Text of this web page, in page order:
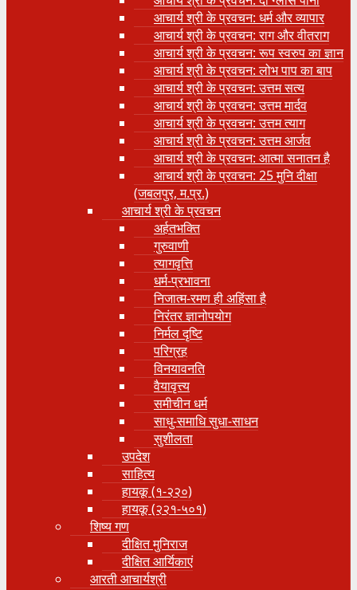
आचार्य श्री के प्रवचन: धर्म और व्यापार
आचार्य श्री के प्रवचन: राग और वीतराग
आचार्य श्री के प्रवचन: रूप स्वरुप का ज्ञान
आचार्य श्री के प्रवचन: लोभ पाप का बाप
आचार्य श्री के प्रवचन: उत्तम सत्य
आचार्य श्री के प्रवचन: उत्तम मार्दव
आचार्य श्री के प्रवचन: उत्तम त्याग
आचार्य श्री के प्रवचन: उत्तम आर्जव
आचार्य श्री के प्रवचन: आत्मा सनातन है
आचार्य श्री के प्रवचन: 25 मुनि दीक्षा
(जबलपुर, म.प्र.)
आचार्य श्री के प्रवचन
अर्हतभक्ति
गुरुवाणी
त्यागवृत्ति
धर्म-प्रभावना
निजात्म-रमण ही अहिंसा है
निरंतर ज्ञानोपयोग
निर्मल दृष्टि
परिग्रह
विनयावनति
वैयावृत्त्य
समीचीन धर्म
साधु-समाधि सुधा-साधन
सुशीलता
उपदेश
साहित्य
हायकू (१‍-२२०)
हायकू (२२१-५०१)
शिष्य गण
दीक्षित मुनिराज
दीक्षित आर्यिकाएं
आरती आचार्यश्री